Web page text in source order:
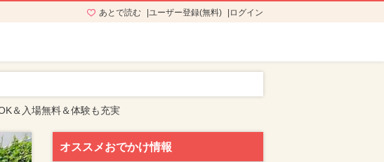
あとで読む ユーザー登録(無料) ログイン
＆入場無料＆体験も充実
オススメおでかけ情報